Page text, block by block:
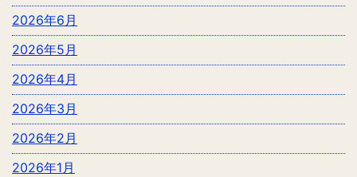
2026年6月
2026年5月
2026年4月
2026年3月
2026年2月
2026年1月